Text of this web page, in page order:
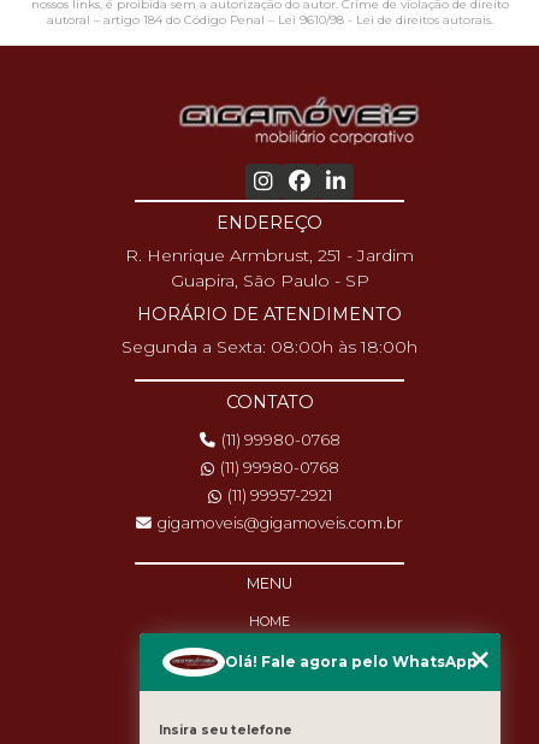
nossos links, é proibida sem a autorização do autor. Crime de violação de direito
autoral – artigo 184 do Código Penal – Lei 9610/98 - Lei de direitos autorais.
ENDEREÇO
R. Henrique Armbrust, 251 - Jardim
Guapira, São Paulo - SP
HORÁRIO DE ATENDIMENTO
Segunda a Sexta: 08:00h às 18:00h
CONTATO
(11) 99980-0768
(11) 99980-0768
(11) 99957-2921
gigamoveis@gigamoveis.com.br
MENU
HOME
PRODUTOS
MANUTENÇÃO
Olá! Fale agora pelo WhatsApp
Insira seu telefone